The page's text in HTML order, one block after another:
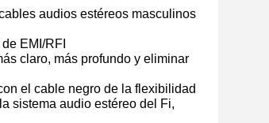
audios estéreos masculinos
EMI/RFI
claro, más profundo y eliminar
el cable negro de la flexibilidad
sistema audio estéreo del Fi,